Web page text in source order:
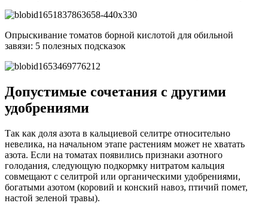
Опрыскивание томатов борной кислотой для обильной
завязи: 5 полезных подсказок
Допустимые сочетания с другими
удобрениями
Так как доля азота в кальциевой селитре относительно
невелика, на начальном этапе растениям может не хватать
азота. Если на томатах появились признаки азотного
голодания, следующую подкормку нитратом кальция
совмещают с селитрой или органическими удобрениями,
богатыми азотом (коровий и конский навоз, птичий помет,
настой зеленой травы).